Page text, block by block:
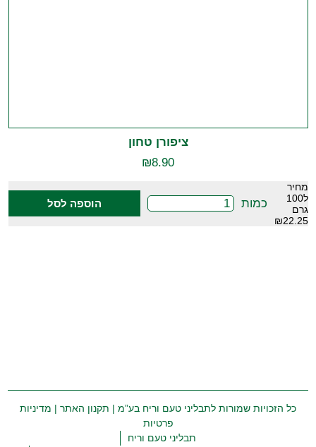
ציפורן טחון
₪8.90
מחיר
ל100
גרם
₪22.25
כמות הוספה לסל
כל הזכויות שמורות לתבליני טעם וריח בע”מ | תקנון האתר | מדיניות
פרטיות
תבליני טעם וריח